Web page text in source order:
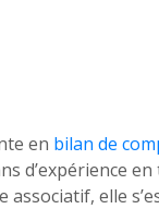
en bilan de
d’expérience
associatif, elle